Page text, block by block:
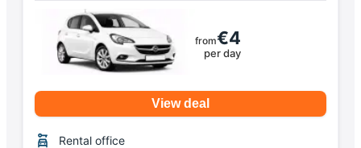
from€4
per day
View deal
Rental office